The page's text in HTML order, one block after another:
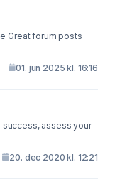
Great forum posts
01. jun 2025 kl. 16:16
success, assess your
20. dec 2020 kl. 12:21